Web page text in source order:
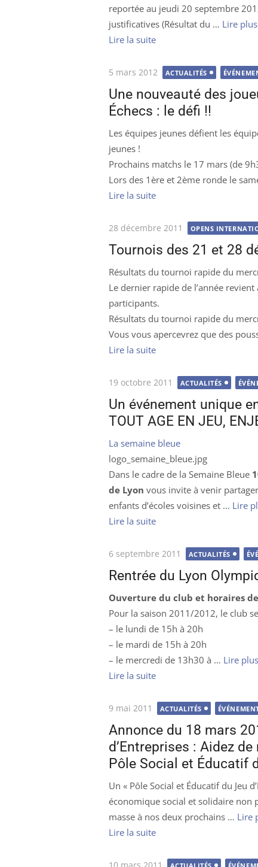
reportée au jeudi 20 septembre
justificatives (Résultat du … Lire plus
Lire la suite
Publié
le
5 mars 2012 ACTUALITÉS
Une nouveauté des
Échecs : le défi !!
Les équipes jeunes défient les
jeunes !
Prochains matchs le 17 mars (de
Lors des 1ère et 2ème ronde le
Lire la suite
Publié
le
28 décembre 2011 OPENS
Tournois des 21 et 28
Résultats du tournoi rapide du
Le dernier rapide de l’année
participants.
Résultats du tournoi rapide du
Vous vous apercevrez que des
Lire la suite
Publié
le
19 octobre 2011 ACTUALITÉS
Un événement unique
TOUT AGE EN JEU,
La semaine bleue
logo_semaine_bleue.jpg
Dans le cadre de la Semaine Bleue
de Lyon vous invite à venir
enfants d’écoles voisines et … Lire
Lire la suite
Publié
le
6 septembre 2011 ACTUALITÉS
Rentrée du Lyon
Ouverture du club et horaires
Pour la saison 2011/2012, le club
– le lundi de 15h à 20h
– le mardi de 15h à 20h
– le mercredi de 13h30 à … Lire plus
Lire la suite
Publié
le
9 mai 2011 ACTUALITÉS
Annonce du 18 mars
d’Entreprises : Aidez
Pôle Social et Éducatif
Un « Pôle Social et Éducatif du Jeu
économique social et solidaire non
masse à nos deux prochains … Lire
Lire la suite
Publié